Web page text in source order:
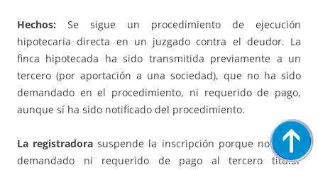
Hechos: Se sigue un procedimiento de ejecución
hipotecaria directa en un juzgado contra el deudor. La
finca hipotecada ha sido transmitida previamente a un
tercero (por aportación a una sociedad), que no ha sido
demandado en el procedimiento, ni requerido de pago,
aunque sí ha sido notificado del procedimiento.
La registradorasuspende la inscripción porque no se ha
demandado ni requerido de pago al tercero titular